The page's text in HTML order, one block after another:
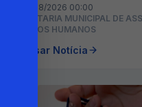
06/08/2026 00:00
SECRETARIA MUNICIPAL DE
DIREITOS HUMANOS
Acessar Notícia